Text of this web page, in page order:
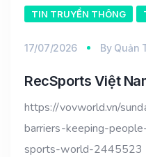
TIN TRUYỀN THÔNG
17/07/2026 By Quản
RecSports Việt
https://vovworld.vn/
barriers-keeping-
sports-world-2445523